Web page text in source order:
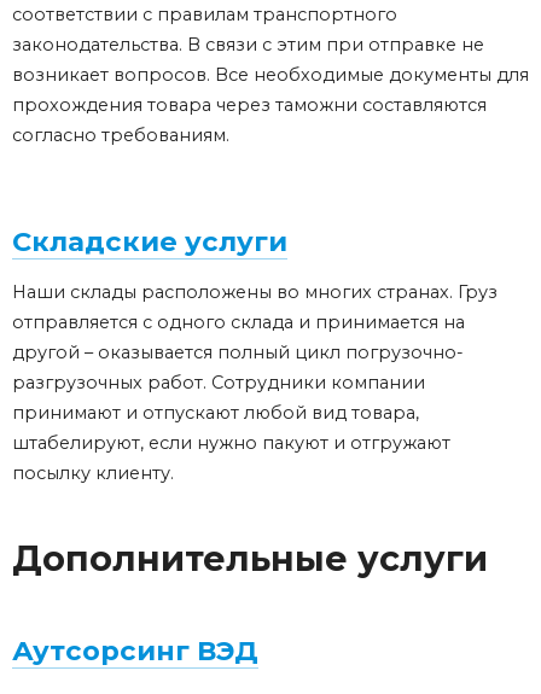
соответствии с правилам транспортного
законодательства. В связи с этим при отправке не
возникает вопросов. Все необходимые документы для
прохождения товара через таможни составляются
согласно требованиям.
Складские услуги
Наши склады расположены во многих странах. Груз
отправляется с одного склада и принимается на
другой – оказывается полный цикл погрузочно-
разгрузочных работ. Сотрудники компании
принимают и отпускают любой вид товара,
штабелируют, если нужно пакуют и отгружают
посылку клиенту.
Дополнительные услуги
Аутсорсинг ВЭД